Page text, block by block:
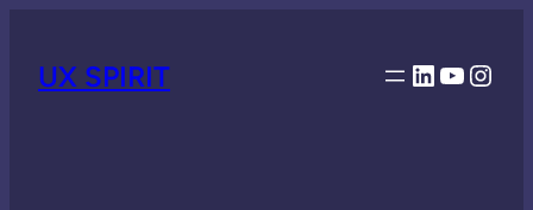
UX SPIRIT LinkedIn